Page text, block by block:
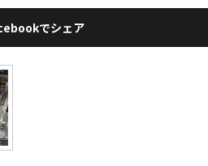
でシェア